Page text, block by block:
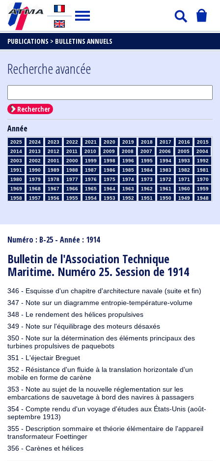
PUBLICATIONS > BULLETINS ANNUELS
Numéro : B-25 - Année : 1914
Bulletin de l'Association Technique
Maritime. Numéro 25. Session de 1914
346 - Esquisse d'un chapitre d'architecture navale (suite et fin)
347 - Note sur un diagramme entropie-température-volume
348 - Le rendement des hélices propulsives
349 - Note sur l'équilibrage des moteurs désaxés
350 - Note sur la détermination des éléments principaux des
turbines propulsives de paquebots
351 - L'éjectair Breguet
352 - Résistance d'un fluide à la translation horizontale d'un
mobile en forme de carène
353 - Note au sujet de la nouvelle réglementation sur les
embarcations de sauvetage à bord des navires à passagers
354 - Compte rendu d'un voyage d'études aux États-Unis (août-
septembre 1913)
355 - Description sommaire et théorie élémentaire de l'appareil
transformateur Foettinger
356 - Carènes et hélices
Recherche avancée
Rechercher
Année
2025 2024 2023 2022 2021 2020 2019 2018 2017 2016
2015
2014
2013 2012 2011 2010 2009 2008 2007 2006 2005
2004
2003
2002 2001 2000 1999 1998 1996 1995 1994 1993
1992
1991
1990 1989 1988 1987 1986 1985 1984 1983 1982
1981
1980
1979 1978 1977 1976 1975 1974 1973 1972 1971
1970
1969
1968 1967 1966 1965 1964 1963 1962 1961 1960
1959
1958
1957 1956 1955 1954 1953 1952 1951 1950 1949
1948
1910
1909 1908 1906 1905 1904 1903 1902 1901 1900
1895